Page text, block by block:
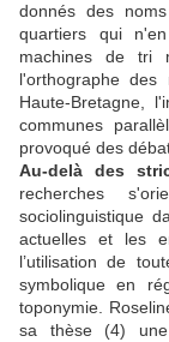
donnés des
quartiers qui
machines de tri
l'orthographe
Haute-Bretagne,
communes
provoqué des
Au-delà des
recherches
sociolinguistique
actuelles et les
l’utilisation de
symbolique en
toponymie.
sa thèse (4)